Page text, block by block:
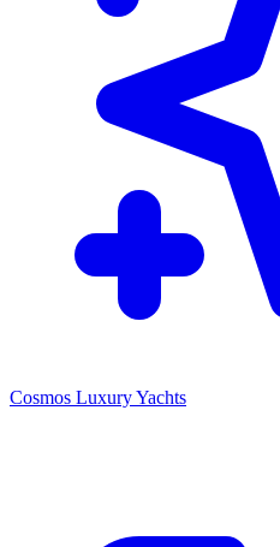
Cosmos Luxury Yachts